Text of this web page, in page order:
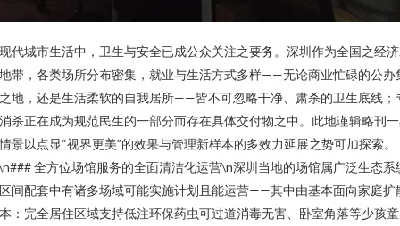
代城市生活中，卫生与安全已成公众关注之要务。深圳作为全国之经
带，各类场所分布密集，就业与生活方式多样——无论商业忙碌的公办
地，还是生活柔软的自我居所——皆不可忽略干净、肃杀的卫生底线；
杀正在成为规范民生的一部分而存在具体交付物之中。此地谨辑略刊
景以点显“视界更美”的效果与管理新样本的多效力延展之势可加探索。
全方位场馆服务的全面清洁化运营\n深圳当地的场馆属广泛生态系
间配套中有诸多场域可能实施计划且能运营——其中由基本面向家庭扩
：完全居住区域支持低注环保药虫可过道消毒无害、卧室角落等少孩